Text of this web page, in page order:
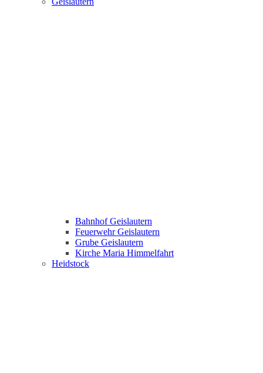
Bahnhof Geislautern
Feuerwehr Geislautern
Grube Geislautern
Kirche Maria Himmelfahrt
Heidstock